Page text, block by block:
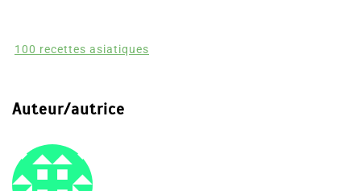
100 recettes asiatiques
Auteur/autrice